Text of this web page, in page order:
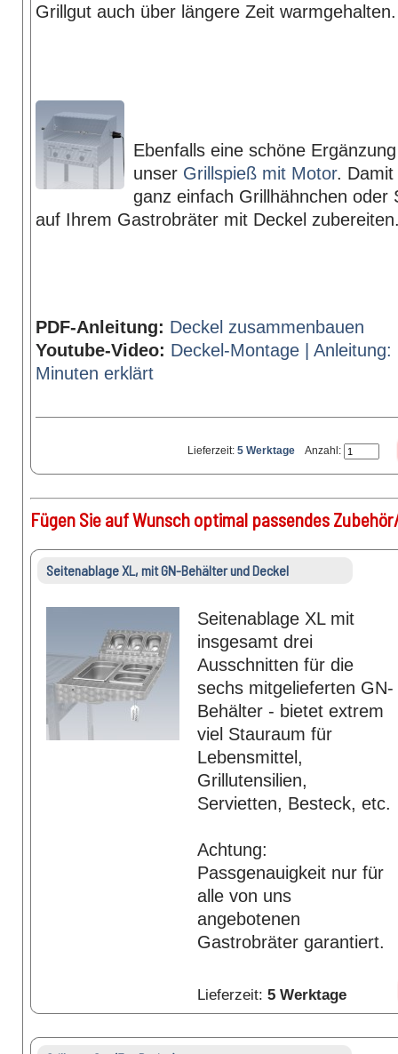
Grillgut auch über längere Zeit warmgehalten.
Ebenfalls eine schöne
unser Grillspieß mit Motor. Damit
ganz einfach Grillhähnchen oder
auf Ihrem Gastrobräter mit Deckel
PDF-Anleitung: Deckel zusammenbauen
Youtube-Video: Deckel-Montage |
Minuten erklärt
Lieferzeit: 5 Werktage Anzahl:
Fügen Sie auf Wunsch optimal passendes
Seitenablage XL, mit GN-Behälter und Deckel
Seitenablage XL mit
insgesamt drei
Ausschnitten für die
sechs mitgelieferten GN-
Behälter - bietet extrem
viel Stauraum für
Lebensmittel,
Grillutensilien,
Servietten, Besteck, etc.
Achtung:
Passgenauigkeit nur für
alle von uns
angebotenen
Gastrobräter garantiert.
Lieferzeit: 5 Werktage